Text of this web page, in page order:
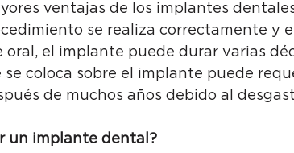
ventajas de los implantes
se realiza correctamente y
oral, el implante puede durar varias
se coloca sobre el implante puede
de muchos años debido al
un implante dental?